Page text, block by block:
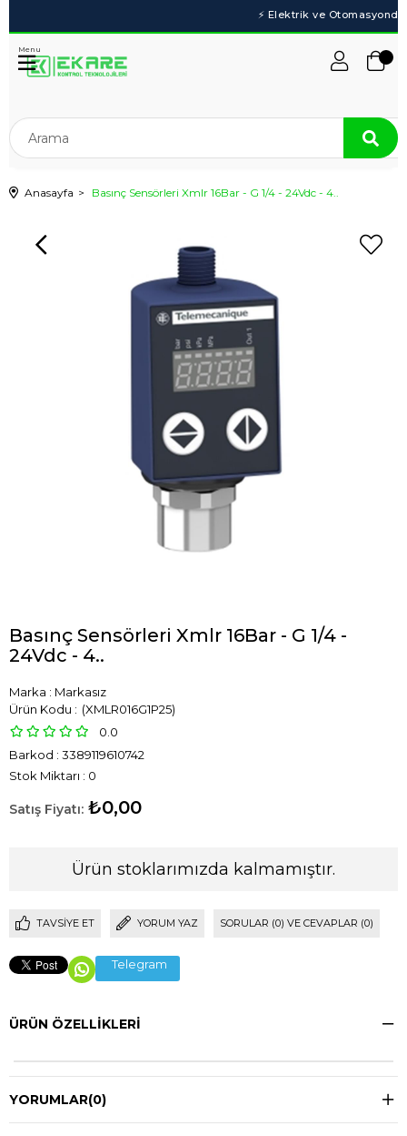
Menu
Anasayfa Basınç Sensörleri Xmlr 16Bar - G 1/4 - 24Vdc - 4..
Basınç Sensörleri Xmlr 16Bar - G 1/4 -
24Vdc - 4..
Marka : Markasız
(XMLR016G1P25)
0.0
Barkod : 3389119610742
Stok Miktarı : 0
₺0,00
Ürün stoklarımızda kalmamıştır.
TAVSIYE ET YORUM YAZ SORULAR (0) VE CEVAPLAR (0)
Telegram
ÜRÜN ÖZELLIKLERI
YORUMLAR(0)